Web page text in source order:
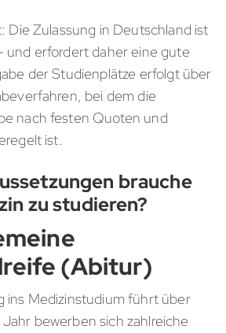
Die Zulassung in Deutschland ist
und erfordert daher eine gute
der Studienplätze erfolgt über
bei dem die
nach festen Quoten und
ist.
brauche
zu studieren?
(Abitur)
ins Medizinstudium führt über
bewerben sich zahlreiche